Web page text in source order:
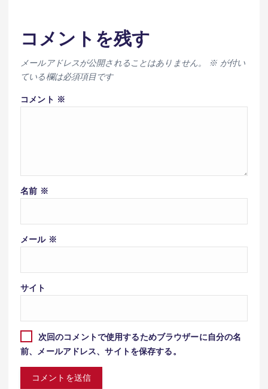
コメントを残す
メールアドレスが公開されることはありません。 ※が付い
ている欄は必須項目です
コメント ※
名前 ※
メール ※
サイト
次回のコメントで使用するためブラウザーに自分の名
前、メールアドレス、サイトを保存する。